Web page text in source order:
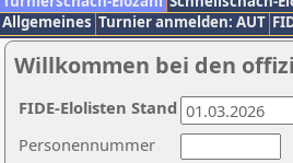
Allgemeines Turnier anmelden: AUT
Willkommen bei den
Personennummer
FIDE-Elolisten Stand